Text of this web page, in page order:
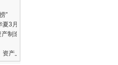
”
3月16日正式发行
制造业的崛起
产上链与机构入场